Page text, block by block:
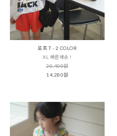
로프 T - 2 COLOR
XL 빠른배송 !
20,400원
14,280원